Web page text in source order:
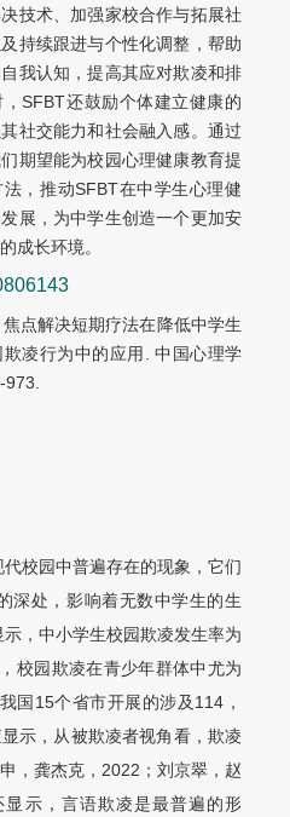
技术、加强家校合作与拓展社
持续跟进与个性化调整，帮助
我认知，提高其应对欺凌和排
SFBT还鼓励个体建立健康的
社交能力和社会融入感。通过
期望能为校园心理健康教育提
，推动SFBT在中学生心理健
展，为中学生创造一个更加安
成长环境。
点解决短期疗法在降低中学生
凌行为中的应用. 中国心理学
973.
校园中普遍存在的现象，它们
深处，影响着无数中学生的生
，中小学生校园欺凌发生率为
校园欺凌在青少年群体中尤为
国15个省市开展的涉及114，
示，从被欺凌者视角看，欺凌
，龚杰克，2022；刘京翠，赵
示，言语欺凌是最普遍的形